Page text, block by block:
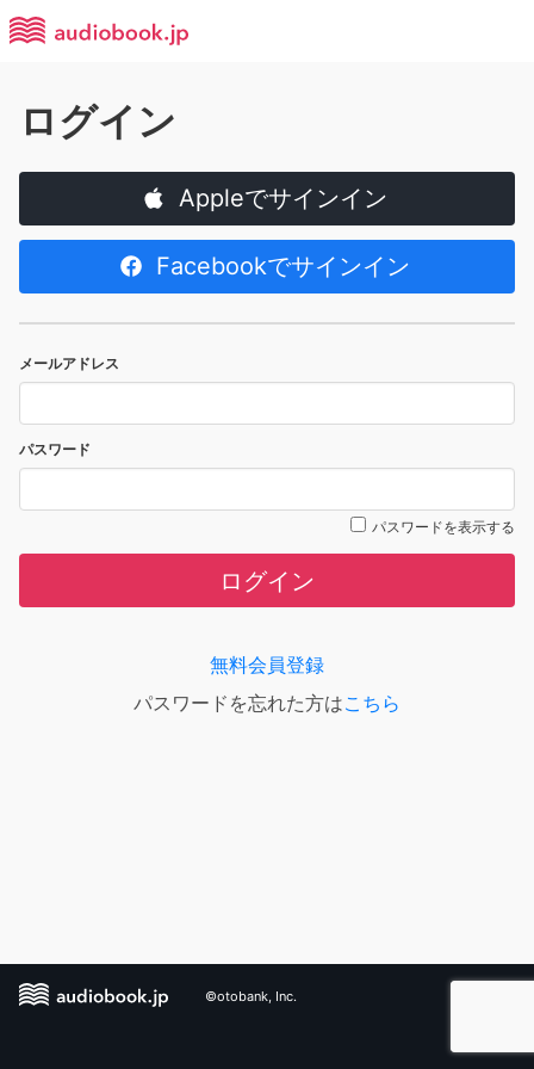
ログイン
Appleでサインイン
Facebookでサインイン
メールアドレス
パスワード
パスワードを表示する
ログイン
無料会員登録
パスワードを忘れた方はこちら
©otobank, Inc.